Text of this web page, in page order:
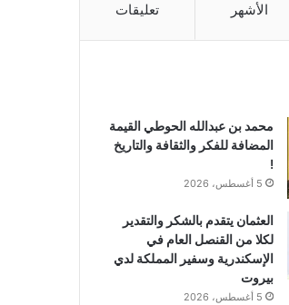
الأشهر تعليقات
محمد بن عبدالله الحوطي القيمة
المضافة للفكر والثقافة والتاريخ
!
5 أغسطس، 2026
العثمان يتقدم بالشكر والتقدير
لكلا من القنصل العام في
الإسكندرية وسفير المملكة لدي
بيروت
5 أغسطس، 2026